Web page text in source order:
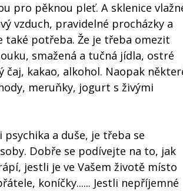
pro pěknou pleť. A sklenice
vzduch, pravidelné procházky a
potřeba. Že je třeba omezit
smažená a tučná jídla, ostré
čaj, kakao, alkohol. Naopak
meruňky, jogurt s živými
a duše, je třeba se
Dobře se podívejte na to, jak
jestli je ve Vašem životě místo
koníčky...... Jestli nepříjemné